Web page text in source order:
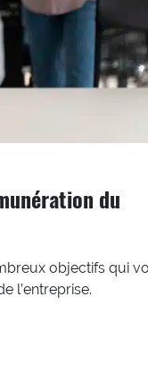
du
objectifs qui
l’entreprise.